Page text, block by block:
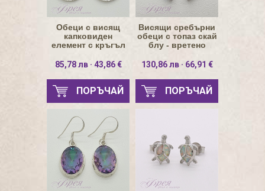
Обеци с висящ
капковиден
елемент с кръгъл
85,78 лв · 43,86 €
ПОРЪЧАЙ
Висящи сребърни
обеци с топаз скай
блу - вретено
130,86 лв · 66,91 €
ПОРЪЧАЙ